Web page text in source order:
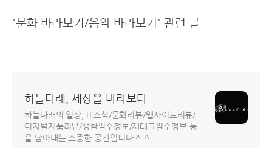
'문화 바라보기/음악 바라보기' 관련 글
하늘다래, 세상을 바라보다
하늘다래의 일상, IT소식/문화리뷰/웹사이트리뷰/
디지털제품리뷰/생활필수정보/재테크필수정보 등
을 담아내는 소중한 공간입니다.^-^